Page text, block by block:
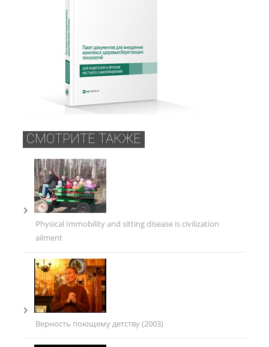
СМОТРИТЕ ТАКЖЕ
Physical Immobility and sitting disease is civilization
ailment
Верность поющему детству (2003)